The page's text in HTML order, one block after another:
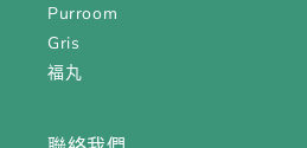
Purroom
Gris
福丸